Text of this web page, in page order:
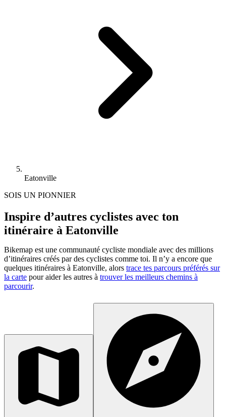
Eatonville
SOIS UN PIONNIER
Inspire d’autres cyclistes avec ton
itinéraire à Eatonville
Bikemap est une communauté cycliste mondiale avec des millions
d’itinéraires créés par des cyclistes comme toi. Il n’y a encore que
quelques itinéraires à Eatonville, alors trace tes parcours préférés sur
la carte pour aider les autres à trouver les meilleurs chemins à
parcourir.